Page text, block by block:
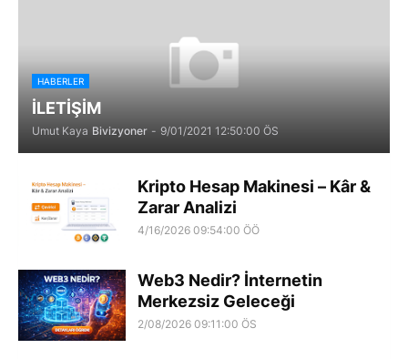
HABERLER
İLETİŞİM
Umut Kaya Bivizyoner - 9/01/2021 12:50:00 ÖS
Kripto Hesap Makinesi – Kâr &
Zarar Analizi
4/16/2026 09:54:00 ÖÖ
Web3 Nedir? İnternetin
Merkezsiz Geleceği
2/08/2026 09:11:00 ÖS